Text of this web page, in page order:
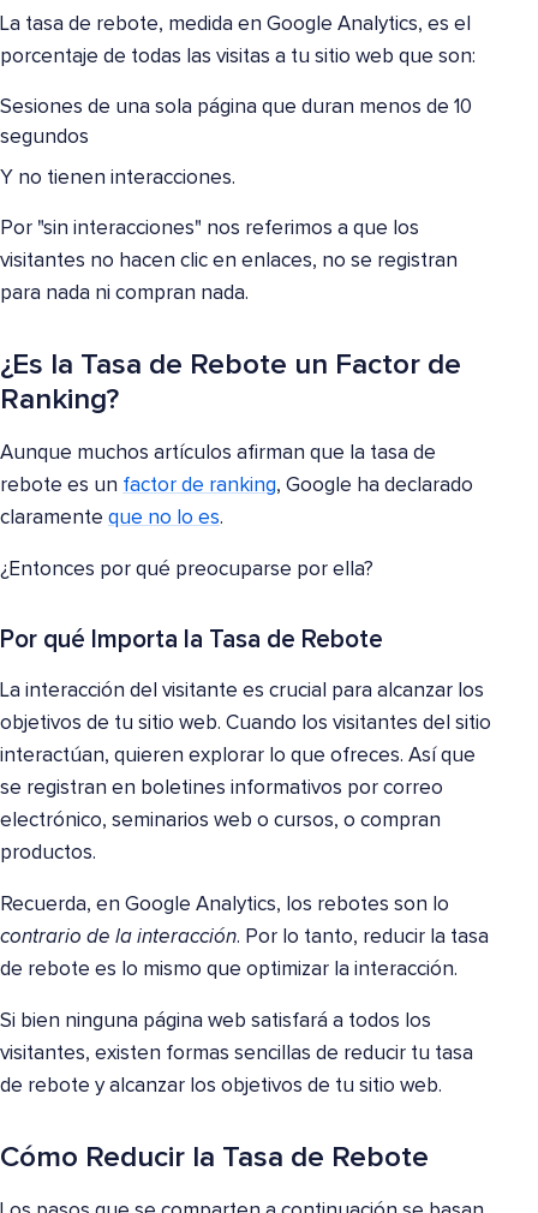
La tasa de rebote, medida en Google Analytics, es el
porcentaje de todas las visitas a tu sitio web que son:
Sesiones de una sola página que duran menos de 10
segundos
Y no tienen interacciones.
Por "sin interacciones" nos referimos a que los
visitantes no hacen clic en enlaces, no se registran
para nada ni compran nada.
¿Es la Tasa de Rebote un Factor de
Ranking?
Aunque muchos artículos afirman que la tasa de
rebote es un factor de ranking, Google ha declarado
claramente que no lo es.
¿Entonces por qué preocuparse por ella?
Por qué Importa la Tasa de Rebote
La interacción del visitante es crucial para alcanzar los
objetivos de tu sitio web. Cuando los visitantes del sitio
interactúan, quieren explorar lo que ofreces. Así que
se registran en boletines informativos por correo
electrónico, seminarios web o cursos, o compran
productos.
Recuerda, en Google Analytics, los rebotes son lo
contrario de la interacción. Por lo tanto, reducir la tasa
de rebote es lo mismo que optimizar la interacción.
Si bien ninguna página web satisfará a todos los
visitantes, existen formas sencillas de reducir tu tasa
de rebote y alcanzar los objetivos de tu sitio web.
Cómo Reducir la Tasa de Rebote